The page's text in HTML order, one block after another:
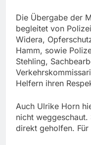
Die Übergabe der
begleitet von
Widera,
Hamm, sowie
Stehling,
Helfern ihren
Auch Ulrike Horn
nicht
direkt geholfen. Für